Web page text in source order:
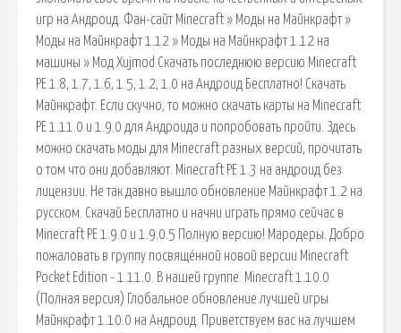
игр на Андроид. Фан-сайт Minecraft » Моды на Майнкрафт »
Моды на Майнкрафт 1.12 » Моды на Майнкрафт 1.12 на
машины » Мод Xujmod Скачать последнюю версию Minecraft
PE 1.8, 1.7, 1.6, 1.5, 1.2, 1.0 на Андроид Бесплатно! Скачать
Майнкрафт. Если скучно, то можно скачать карты на Minecraft
PE 1.11.0 и 1.9.0 для Андроида и попробовать пройти. Здесь
можно скачать моды для Minecraft разных версий, прочитать
о том что они добавляют. Minecraft PE 1.3 на андроид без
лицензии. Не так давно вышло обновление Майнкрафт 1.2 на
русском. Скачай Бесплатно и начни играть прямо сейчас в
Minecraft PE 1.9.0 и 1.9.0.5 Полную версию! Мародеры. Добро
пожаловать в группу посвящённой новой версии Minecraft
Pocket Edition - 1.11.0. В нашей группе. Minecraft 1.10.0
(Полная версия) Глобальное обновление лучшей игры
Майнкрафт 1.10.0 на Андроид. Приветствуем вас на лучшем